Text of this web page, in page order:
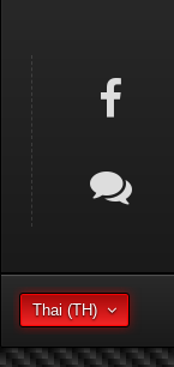
Thai (TH)